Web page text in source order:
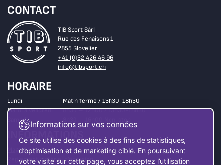
CONTACT
TIB Sport Sàrl
Rue des Fenaisons 1
2855 Glovelier
+41 (0)32 426 46 96
info@tibsport.ch
HORAIRE
Lundi
Matin fermé / 13h30-18h30
Mardi à vendredi
8h30 – 12h00 / 13h30-18h30
Samedi
8h30 – 16h00 Non-stop
INFORMATIONS
Magasin
Règlement matériel d’occasion
Informations sur vos données
Ce site utilise des cookies à des fins de statistiques,
d’optimisation et de marketing ciblé. En poursuivant
votre visite sur cette page, vous acceptez l’utilisation